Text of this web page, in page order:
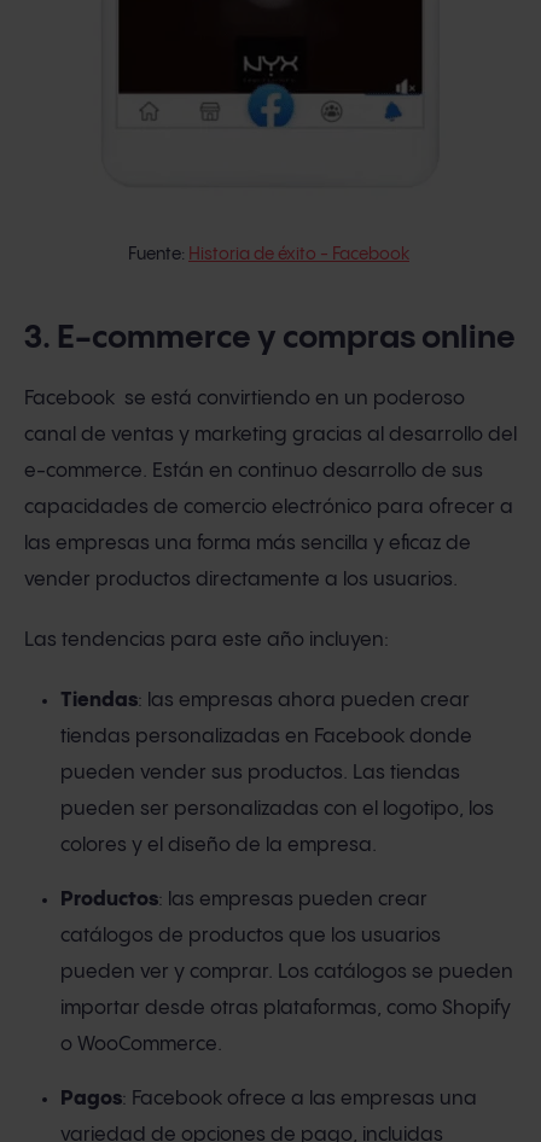
Fuente: Historia de éxito - Facebook
3. E-commerce y compras online
Facebook se está convirtiendo en un poderoso
canal de ventas y marketing gracias al desarrollo del
e-commerce. Están en continuo desarrollo de sus
capacidades de comercio electrónico para ofrecer a
las empresas una forma más sencilla y eficaz de
vender productos directamente a los usuarios.
Las tendencias para este año incluyen:
Tiendas: las empresas ahora pueden crear
tiendas personalizadas en Facebook donde
pueden vender sus productos. Las tiendas
pueden ser personalizadas con el logotipo, los
colores y el diseño de la empresa.
Productos: las empresas pueden crear
catálogos de productos que los usuarios
pueden ver y comprar. Los catálogos se pueden
importar desde otras plataformas, como Shopify
o WooCommerce.
Pagos: Facebook ofrece a las empresas una
variedad de opciones de pago, incluidas